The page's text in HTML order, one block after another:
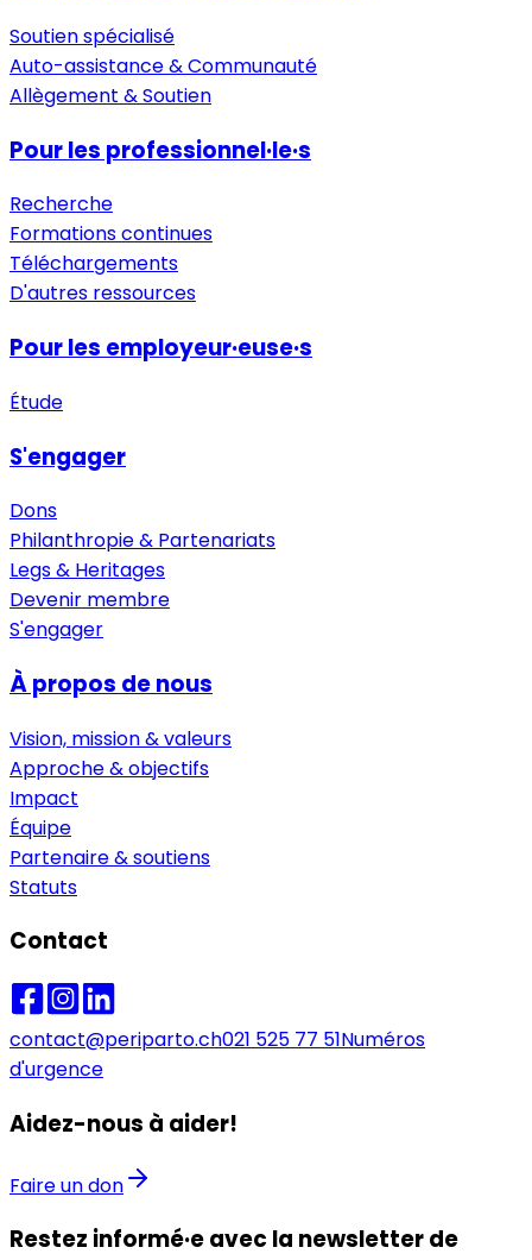
Soutien spécialisé
Auto-assistance & Communauté
Allègement & Soutien
Pour les professionnel·le·s
Recherche
Formations continues
Téléchargements
D'autres ressources
Pour les employeur·euse·s
Étude
S'engager
Dons
Philanthropie & Partenariats
Legs & Heritages
Devenir membre
S'engager
À propos de nous
Vision, mission & valeurs
Approche & objectifs
Impact
Équipe
Partenaire & soutiens
Statuts
Contact
contact@periparto.ch021 525 77 51Numéros
d'urgence
Aidez-nous à aider!
Faire un don
Restez informé·e avec la newsletter de